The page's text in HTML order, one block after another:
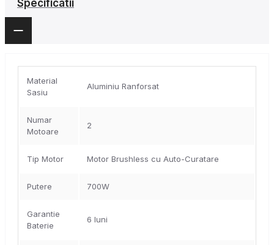
Specificatii
Material
Sasiu
Aluminiu Ranforsat
Numar
Motoare
2
Tip Motor Motor Brushless cu Auto-Curatare
Putere 700W
Garantie
Baterie
6 luni